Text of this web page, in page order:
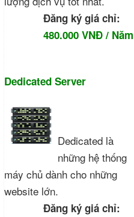
Đăng ký giá chỉ:
480.000 VNĐ / Năm
Dedicated Server
Dedicated là
những hệ thống
máy chủ dành cho những
website lớn.
Đăng ký giá chỉ: